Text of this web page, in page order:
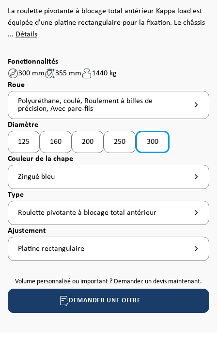
La roulette pivotante à blocage total antérieur Kappa load est
équipée d'une platine rectangulaire pour la fixation. Le châssis
... Détails
Fonctionnalités
300 mm
355 mm
1440 kg
Sélectionnez
Roue
Polyuréthane, coulé, Roulement à billes de
précision, Avec pare-fils
Sélectionnez
Diamètre
125 160 200
(Cette option n'est pas disponible pour le
250 300
Sélectionnez
Couleur de la chape
Zingué bleu
Sélectionnez
Type
Roulette pivotante à blocage total antérieur
Sélectionnez
Ajustement
Platine rectangulaire
Volume personnalisé ou important ? Demandez un devis maintenant.
DEMANDER UNE OFFRE